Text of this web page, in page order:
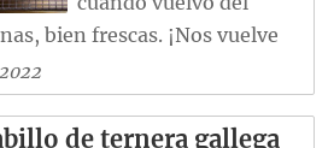
bien frescas. ¡Nos vuelve
de ternera gallega